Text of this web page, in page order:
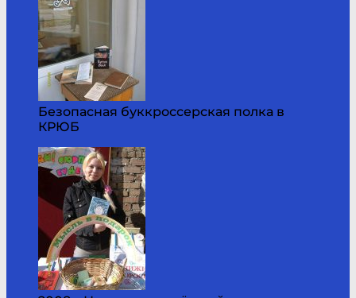
Безопасная буккроссерская полка в
КРЮБ